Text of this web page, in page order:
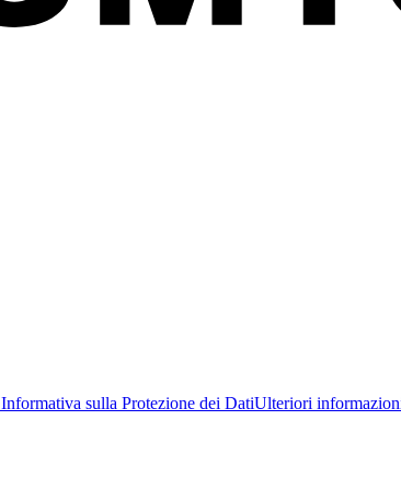
Informativa sulla Protezione dei DatiUlteriori